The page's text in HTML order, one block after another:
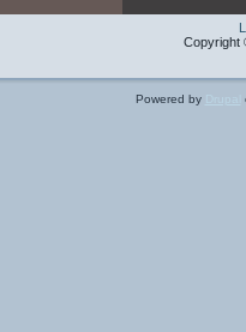
Copyright
Powered by